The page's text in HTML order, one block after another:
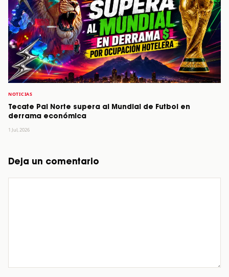
NOTICIAS
Tecate Pal Norte supera al Mundial de Futbol en
derrama económica
1 Jul, 2026
Deja un comentario